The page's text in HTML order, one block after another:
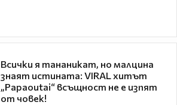
Всички я тананикат, но малцина
знаят истината: VIRAL хитът
„Papaoutai“ всъщност не е изпят
от човек!